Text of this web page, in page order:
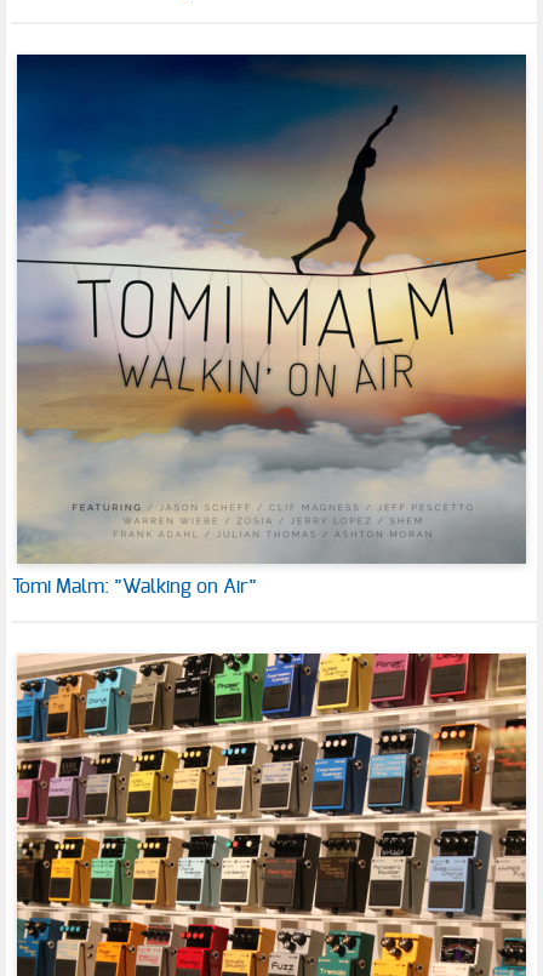
Tomi Malm: ”Walking on Air”